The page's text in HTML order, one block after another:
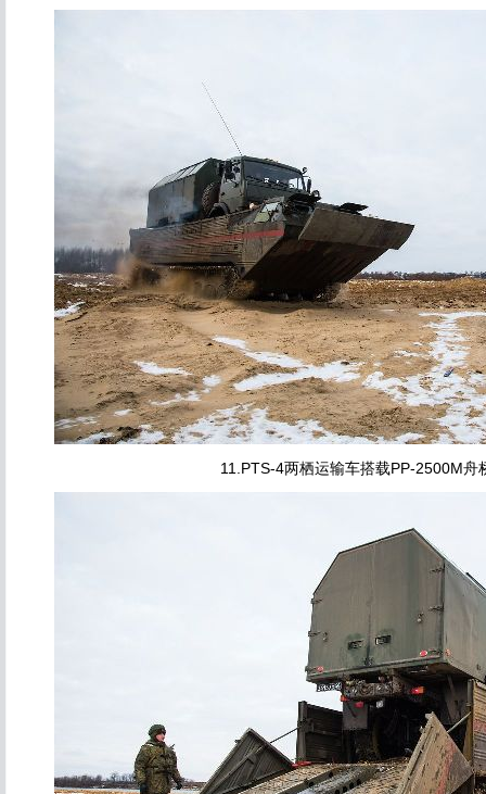
11.PTS-4两栖运输车搭载PP-2500M舟